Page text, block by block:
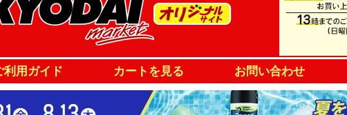
利用ガイド カートを見る お問い合わせ